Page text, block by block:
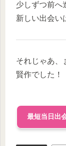
少しずつ前へ
新しい出会い
それじゃあ、
賢作でした！
最短当日出